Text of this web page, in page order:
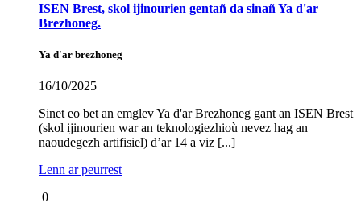
ISEN Brest, skol ijinourien gentañ da sinañ Ya d'ar
Brezhoneg.
Ya d'ar brezhoneg
16/10/2025
Sinet eo bet an emglev Ya d'ar Brezhoneg gant an ISEN Brest
(skol ijinourien war an teknologiezhioù nevez hag an
naoudegezh artifisiel) d’ar 14 a viz [...]
Lenn ar peurrest
0